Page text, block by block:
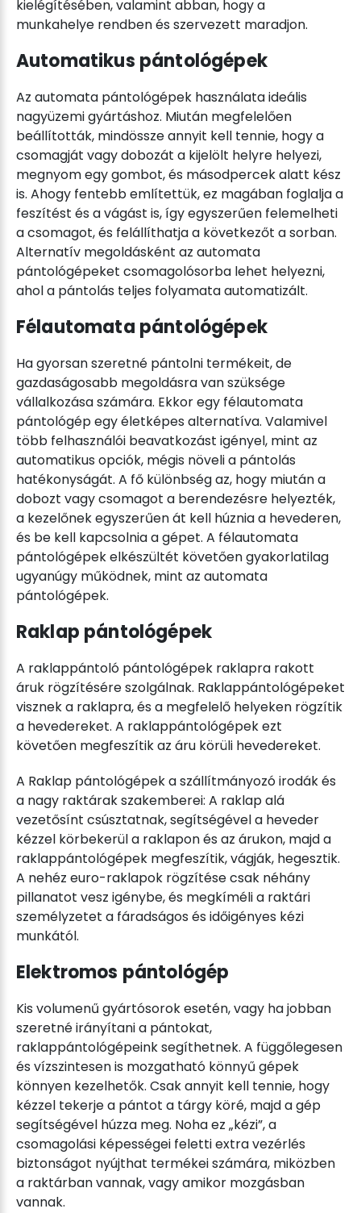
kielégítésében, valamint abban, hogy a
munkahelye rendben és szervezett maradjon.
Automatikus pántológépek
Az automata pántológépek használata ideális
nagyüzemi gyártáshoz. Miután megfelelően
beállították, mindössze annyit kell tennie, hogy a
csomagját vagy dobozát a kijelölt helyre helyezi,
megnyom egy gombot, és másodpercek alatt kész
is. Ahogy fentebb említettük, ez magában foglalja a
feszítést és a vágást is, így egyszerűen felemelheti
a csomagot, és felállíthatja a következőt a sorban.
Alternatív megoldásként az automata
pántológépeket csomagolósorba lehet helyezni,
ahol a pántolás teljes folyamata automatizált.
Félautomata pántológépek
Ha gyorsan szeretné pántolni termékeit, de
gazdaságosabb megoldásra van szüksége
vállalkozása számára. Ekkor egy félautomata
pántológép egy életképes alternatíva. Valamivel
több felhasználói beavatkozást igényel, mint az
automatikus opciók, mégis növeli a pántolás
hatékonyságát. A fő különbség az, hogy miután a
dobozt vagy csomagot a berendezésre helyezték,
a kezelőnek egyszerűen át kell húznia a hevederen,
és be kell kapcsolnia a gépet. A félautomata
pántológépek elkészültét követően gyakorlatilag
ugyanúgy működnek, mint az automata
pántológépek.
Raklap pántológépek
A raklappántoló pántológépek raklapra rakott
áruk rögzítésére szolgálnak. Raklappántológépeket
visznek a raklapra, és a megfelelő helyeken rögzítik
a hevedereket. A raklappántológépek ezt
követően megfeszítik az áru körüli hevedereket.
A Raklap pántológépek a szállítmányozó irodák és
a nagy raktárak szakemberei: A raklap alá
vezetősínt csúsztatnak, segítségével a heveder
kézzel körbekerül a raklapon és az árukon, majd a
raklappántológépek megfeszítik, vágják, hegesztik.
A nehéz euro-raklapok rögzítése csak néhány
pillanatot vesz igénybe, és megkíméli a raktári
személyzetet a fáradságos és időigényes kézi
munkától.
Elektromos pántológép
Kis volumenű gyártósorok esetén, vagy ha jobban
szeretné irányítani a pántokat,
raklappántológépeink segíthetnek. A függőlegesen
és vízszintesen is mozgatható könnyű gépek
könnyen kezelhetők. Csak annyit kell tennie, hogy
kézzel tekerje a pántot a tárgy köré, majd a gép
segítségével húzza meg. Noha ez „kézi”, a
csomagolási képességei feletti extra vezérlés
biztonságot nyújthat termékei számára, miközben
a raktárban vannak, vagy amikor mozgásban
vannak.